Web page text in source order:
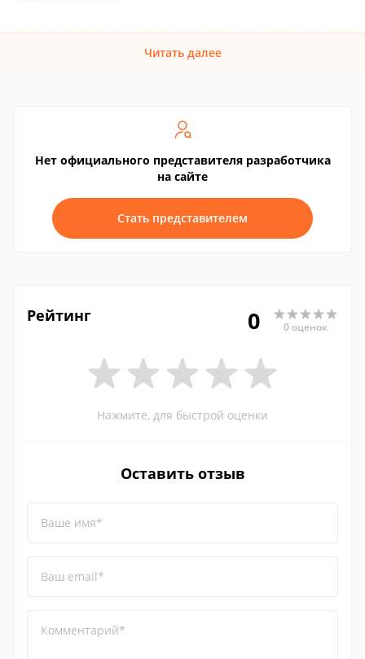
Читать далее
Нет официального представителя разработчика
на сайте
Стать представителем
Рейтинг 0 0 оценок
Нажмите, для быстрой оценки
Оставить отзыв
Ваше имя*
Ваш email*
Комментарий*